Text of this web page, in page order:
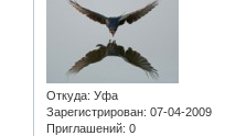
Откуда: Уфа
Зарегистрирован: 07-04-2009
Приглашений: 0